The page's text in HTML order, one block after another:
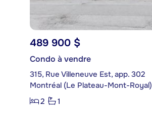
489 900 $
Condo à vendre
315, Rue Villeneuve Est, app. 302
Montréal (Le Plateau-Mont-Royal)
2
1